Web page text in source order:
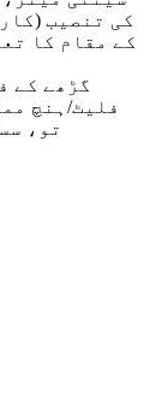
کی تنصیب
کے مقام کا
گڑھے کے
فلیٹ/ہنچ
تو،